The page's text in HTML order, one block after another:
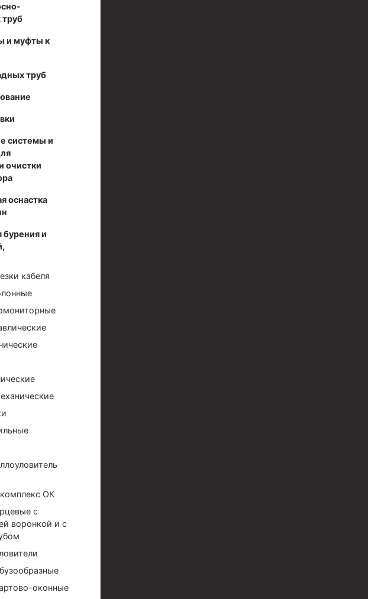
и муфты к
труб
системы и
очистки
оснастка
бурения и
кабеля
ОК
с
воронкой и с
оконные